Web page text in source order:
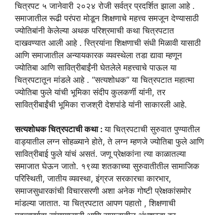
चित्रपट ५ जानेवारी २०२४ रोजी सर्वत्र प्रदर्शित झाला आहे .
समाजातील रूढी परंपरा मोडून शिक्षणाचे महत्त्व समजून देण्यासाठी
ज्योतिबांनी केलेल्या अथक परिश्रमाची कथा चित्रपटात
दाखवण्यात आली आहे . स्त्रियांना शिक्षणाची संधी मिळावी यासाठी
आणि समाजातील अन्यायकारक व्यवस्थेला तडा द्यावा म्हणून
ज्योतिबा आणि सावित्रीबाईंनी घेतलेले महत्त्वाचे पाऊल या
चित्रपटातून मांडले आहे . “सत्यशोधक” या चित्रपटात महात्मा
ज्योतिबा फुले यांची भूमिका संदीप कुलकर्णी यांनी, तर
सावित्रीबाईंची भूमिका राजश्री देशपांडे यांनी साकारली आहे.
सत्यशोधक चित्रपटाची कथा :या चित्रपटाची सुरुवात पुण्यातील
वाड्यातील लग्न सोहळ्याने होते, ते लग्न म्हणजे ज्योतिबा फुले आणि
सावित्रीबाई फुले यांचं असतं. जणू प्रेक्षकांना त्या काळातल्या
समाजात घेऊन जातो. १९व्या शतकाच्या सुरुवातीतील सामाजिक
परिस्थिती, जातीय व्यवस्था, इंग्रज सरकारचा कारभार,
समाजसुधारकांची विचारसरणी अशा अनेक गोष्टी प्रेक्षकांसमोर
मांडल्या जातात. या चित्रपटात आपण पहातो , शिक्षणाची